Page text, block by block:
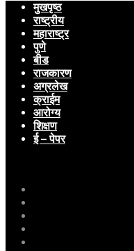
मुखपृष्ठ
राष्ट्रीय
महाराष्ट्र
पुणे
बीड
राजकारण
अग्रलेख
क्राईम
आरोग्य
शिक्षण
ई – पेपर